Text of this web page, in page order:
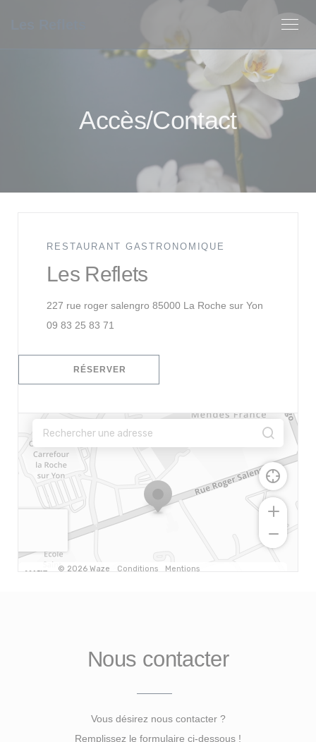
Accès/Contact
RESTAURANT GASTRONOMIQUE
Les Reflets
227 rue roger salengro 85000 La Roche sur Yon
09 83 25 83 71
RÉSERVER
Nous contacter
Vous désirez nous contacter ?
Remplissez le formulaire ci-dessous !